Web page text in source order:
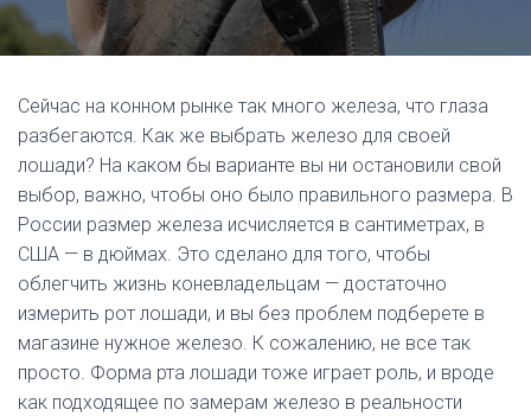
Т
И
Г
Сейчас на конном рынке так много железа, что глаза
разбегаются. Как же выбрать железо для своей
лошади? На каком бы варианте вы ни остановили свой
выбор, важно, чтобы оно было правильного размера. В
России размер железа исчисляется в сантиметрах, в
США — в дюймах. Это сделано для того, чтобы
облегчить жизнь коневладельцам — достаточно
измерить рот лошади, и вы без проблем подберете в
магазине нужное железо. К сожалению, не все так
просто. Форма рта лошади тоже играет роль, и вроде
как подходящее по замерам железо в реальности